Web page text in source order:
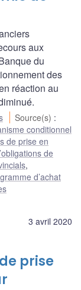
aux
du
des
réaction au
Source(s) :
conditionnel
de prise en
de
,
d’achat
3 avril 2020
prise